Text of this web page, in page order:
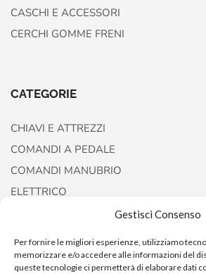
Gestisci Consenso
Per fornire le migliori esperienze, utilizziamo
memorizzare e/o accedere alle informazioni del
queste tecnologie ci permetterà di elaborare dati
CASCHI E ACCESSORI
CERCHI GOMME FRENI
CATEGORIE
CHIAVI E ATTREZZI
COMANDI A PEDALE
COMANDI MANUBRIO
ELETTRICO
FORCELLE E AMMORTIZZATORI